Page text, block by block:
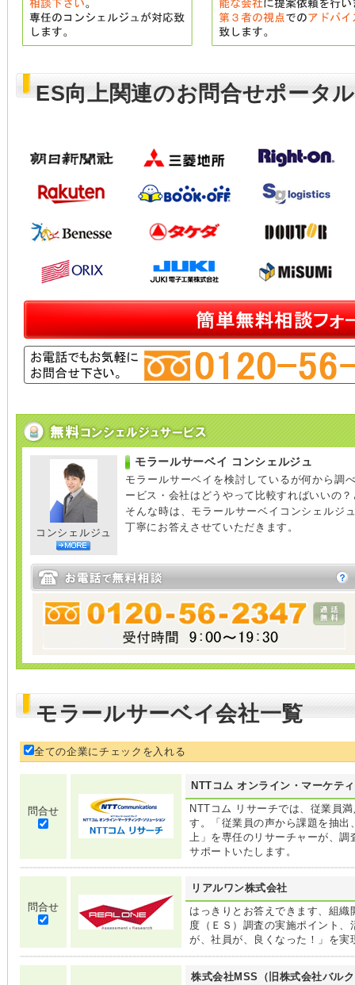
ES向上関連のお問合せポータ
コンシェルジュ
モラールサーベイ コンシェルジュ
モラールサーベイを検討しているが何から調
ービス・会社はどうやって比較すればいいの
そんな時は、モラールサーベイコンシェルジ
丁寧にお答えさせていただきます。
モラールサーベイ会社一覧
全ての企業にチェックを入れる
問合せ
NTTコム オンライン・マーケテ
NTTコム リサーチでは、従業員
す。「従業員の声から課題を抽
上」を専任のリサーチャーが、
サポートいたします。
問合せ
リアルワン株式会社
はっきりとお答えできます、組
度（ＥＳ）調査の実施ポイント
が、社員が、良くなった！」を
株式会社MSS（旧株式会社バル